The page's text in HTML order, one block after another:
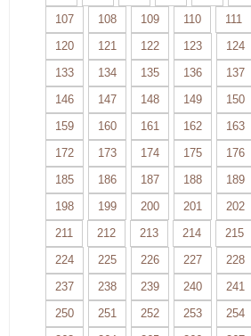
107
108 109 110 111
120
121 122 123 124
133
134 135 136 137
146
147 148 149 150
159
160 161 162 163
172
173 174 175 176
185
186 187 188 189
198
199 200 201 202
211
212 213 214 215
224
225 226 227 228
237
238 239 240 241
250
251 252 253 254